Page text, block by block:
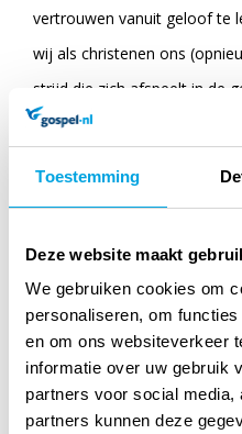
Toestemming
Deze website maakt
We gebruiken cookies om
personaliseren, om
en om ons websiteverkeer
informatie over uw gebruik
partners voor social
partners kunnen deze
vertrouwen vanuit geloof te
wij als christenen ons
strijd die zich afspeelt in de
elk conflict op aarde
Anne daagde christenen
mensen met lef te worden;
overtuigingen. De
tegengif tegen angst. Al
van der Bijl over vijf
David, Elia, Jona, Mozes en
levens, woorden en daden